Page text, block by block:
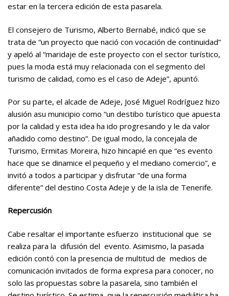
estar en la tercera edición de esta pasarela.
El consejero de Turismo, Alberto Bernabé, indicó que se
trata de “un proyecto que nació con vocación de continuidad”
y apeló al “maridaje de este proyecto con el sector turístico,
pues la moda está muy relacionada con el segmento del
turismo de calidad, como es el caso de Adeje”, apuntó.
Por su parte, el alcade de Adeje, José Miguel Rodríguez hizo
alusión asu municipio como “un destibo turístico que apuesta
por la calidad y esta idea ha ido progresando y le da valor
añadido como destino”. De igual modo, la concejala de
Turismo, Ermitas Moreira, hizo hincapié en que “es evento
hace que se dinamice el pequeño y el mediano comercio”, e
invitó a todos a participar y disfrutar “de una forma
diferente” del destino Costa Adeje y de la isla de Tenerife.
Repercusión
Cabe resaltar el importante esfuerzo institucional que se
realiza para la difusión del evento. Asimismo, la pasada
edición contó con la presencia de multitud de medios de
comunicación invitados de forma expresa para conocer, no
solo las propuestas sobre la pasarela, sino también el